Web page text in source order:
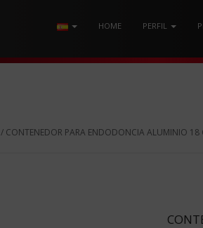
HOME PERFIL
/ CONTENEDOR PARA ENDODONCIA ALUMINIO 18